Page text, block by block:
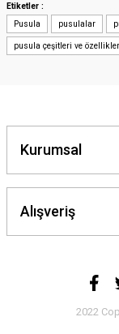
Ürün resmi
Ürün
Bu ürüne benzer
Etiketler :
Pusula
pusulalar
pusula çeşitleri ve
Kurumsal
Alışveriş
2022